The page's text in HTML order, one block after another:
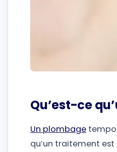
Qu’est-ce
Un plombage
qu’un traitement est